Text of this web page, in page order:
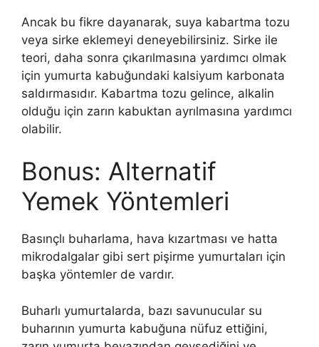
Ancak bu fikre dayanarak, suya kabartma tozu
veya sirke eklemeyi deneyebilirsiniz. Sirke ile
teori, daha sonra çıkarılmasına yardımcı olmak
için yumurta kabuğundaki kalsiyum karbonata
saldırmasıdır. Kabartma tozu gelince, alkalin
olduğu için zarın kabuktan ayrılmasına yardımcı
olabilir.
Bonus: Alternatif
Yemek Yöntemleri
Basınçlı buharlama, hava kızartması ve hatta
mikrodalgalar gibi sert pişirme yumurtaları için
başka yöntemler de vardır.
Buharlı yumurtalarda, bazı savunucular su
buharının yumurta kabuğuna nüfuz ettiğini,